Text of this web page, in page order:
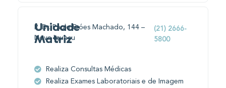
Unidade
Matriz
R. Dr. Paulo Fróes Machado, 144 –
Nova Iguaçu
(21) 2666-
5800
Realiza Consultas Médicas
Realiza Exames Laboratoriais e de Imagem